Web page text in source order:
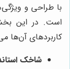
با طراحی و
است. در این
کاربردهای آن‌ها
شاخک